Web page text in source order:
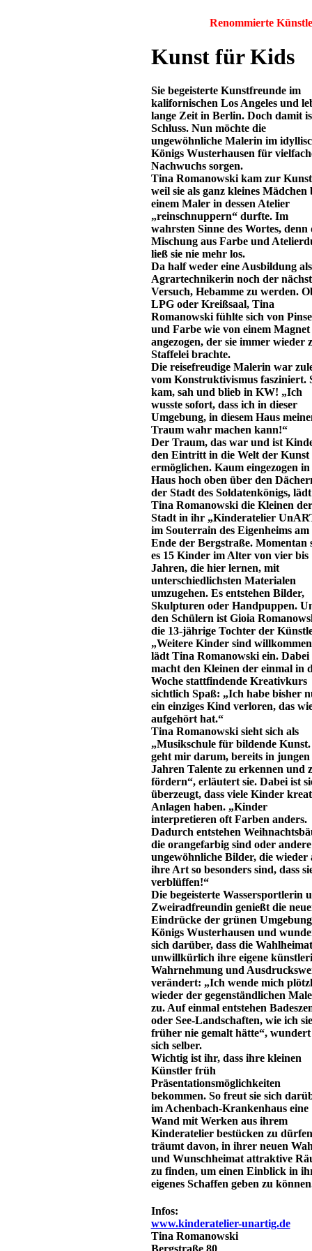
Renommierte
Kunst für Kids
Sie begeisterte Kunstfreunde im
kalifornischen Los Angeles und
lange Zeit in Berlin. Doch damit
Schluss. Nun möchte die
ungewöhnliche Malerin im
Königs Wusterhausen für
Nachwuchs sorgen.
Tina Romanowski kam zur Kunst
weil sie als ganz kleines Mädchen
einem Maler in dessen Atelier
„reinschnuppern“ durfte. Im
wahrsten Sinne des Wortes, denn
Mischung aus Farbe und
ließ sie nie mehr los.
Da half weder eine Ausbildung als
Agrartechnikerin noch der
Versuch, Hebamme zu werden.
LPG oder Kreißsaal, Tina
Romanowski fühlte sich von
und Farbe wie von einem Magnet
angezogen, der sie immer wieder
Staffelei brachte.
Die reisefreudige Malerin war
vom Konstruktivismus fasziniert.
kam, sah und blieb in KW! „Ich
wusste sofort, dass ich in dieser
Umgebung, in diesem Haus
Traum wahr machen kann!“
Der Traum, das war und ist
den Eintritt in die Welt der Kunst
ermöglichen. Kaum eingezogen
Haus hoch oben über den
der Stadt des Soldatenkönigs, lädt
Tina Romanowski die Kleinen der
Stadt in ihr „Kinderatelier
im Souterrain des Eigenheims am
Ende der Bergstraße. Momentan
es 15 Kinder im Alter von vier bis
Jahren, die hier lernen, mit
unterschiedlichsten Materialen
umzugehen. Es entstehen Bilder,
Skulpturen oder Handpuppen.
den Schülern ist Gioia
die 13-jährige Tochter der
„Weitere Kinder sind
lädt Tina Romanowski ein. Dabei
macht den Kleinen der einmal in
Woche stattfindende Kreativkurs
sichtlich Spaß: „Ich habe bisher
ein einziges Kind verloren, das
aufgehört hat.“
Tina Romanowski sieht sich als
„Musikschule für bildende Kunst.
geht mir darum, bereits in jungen
Jahren Talente zu erkennen und
fördern“, erläutert sie. Dabei ist
überzeugt, dass viele Kinder
Anlagen haben. „Kinder
interpretieren oft Farben anders.
Dadurch entstehen
die orangefarbig sind oder andere
ungewöhnliche Bilder, die wieder
ihre Art so besonders sind, dass
verblüffen!“
Die begeisterte Wassersportlerin
Zweiradfreundin genießt die
Eindrücke der grünen
Königs Wusterhausen und
sich darüber, dass die Wahlheimat
unwillkürlich ihre eigene
Wahrnehmung und
verändert: „Ich wende mich
wieder der gegenständlichen
zu. Auf einmal entstehen
oder See-Landschaften, wie ich sie
früher nie gemalt hätte“, wundert
sich selber.
Wichtig ist ihr, dass ihre kleinen
Künstler früh
Präsentationsmöglichkeiten
bekommen. So freut sie sich
im Achenbach-Krankenhaus eine
Wand mit Werken aus ihrem
Kinderatelier bestücken zu
träumt davon, in ihrer neuen
und Wunschheimat attraktive
zu finden, um einen Einblick in
eigenes Schaffen geben zu
Infos:
www.kinderatelier-unartig.de
Tina Romanowski